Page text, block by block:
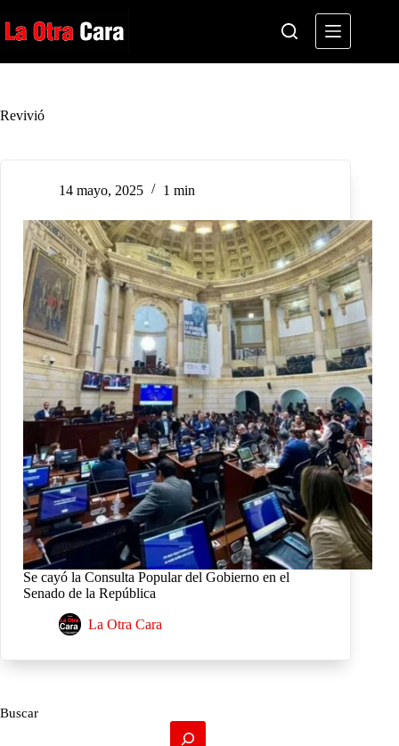
al
contenido
Revivió
14 mayo, 2025 1 min
Se cayó la Consulta Popular del Gobierno en el
Senado de la República
La Otra Cara
Buscar